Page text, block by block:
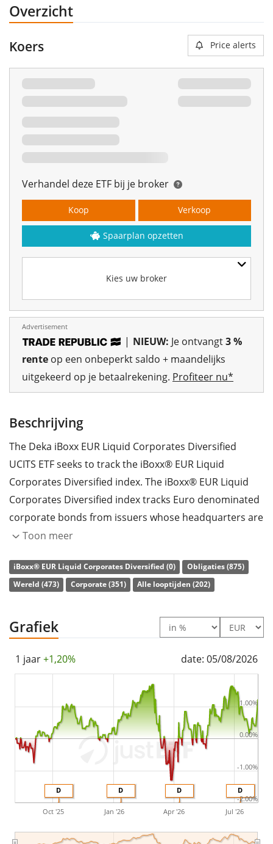
Overzicht
Koers Price alerts
Verhandel deze ETF bij je broker
Kies uw broker
Koop Verkoop
Spaarplan opzetten
Advertisement
| NIEUW: Je ontvangt3 %
rente op een onbeperkt saldo + maandelijks
uitgekeerd op je betaalrekening. Profiteer nu*
Beschrijving
The Deka iBoxx EUR Liquid Corporates Diversified
UCITS ETF seeks to track the iBoxx® EUR Liquid
Corporates Diversified index. The iBoxx® EUR Liquid
Corporates Diversified index tracks Euro denominated
corporate bonds from issuers whose headquarters are
in a Euro country or in Denmark, Norway, Sweden,
The ETF'sTER(total expense ratio) amounts to
full replication(buying all the
index constituents). The interest income (coupons) in
The Deka iBoxx EUR Liquid Corporates Diversified
337m Euro assets under management
The ETF waslaunched on 17 februari 2010 and is
domiciled in Duitsland.
Toon meer
iBoxx® EUR Liquid Corporates Diversified (0)
Obligaties (875)
Wereld (473)
Corporate (351) Alle looptijden (202)
Grafiek
1 jaar+1,20% date: 05/08/2026
D
D
D
D
Oct '25 Jan '26 Apr '26 Jul '26
-2.00%
-1.00%
0.00%
1.00%